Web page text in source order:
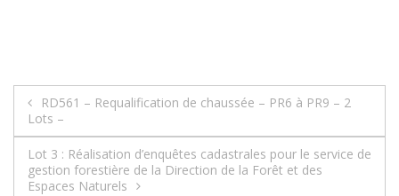
Navigation
de
l’article
RD561 – Requalification de chaussée – PR6 à PR9 – 2
Lots –
Lot 3 : Réalisation d’enquêtes cadastrales pour le service de
gestion forestière de la Direction de la Forêt et des
Espaces Naturels